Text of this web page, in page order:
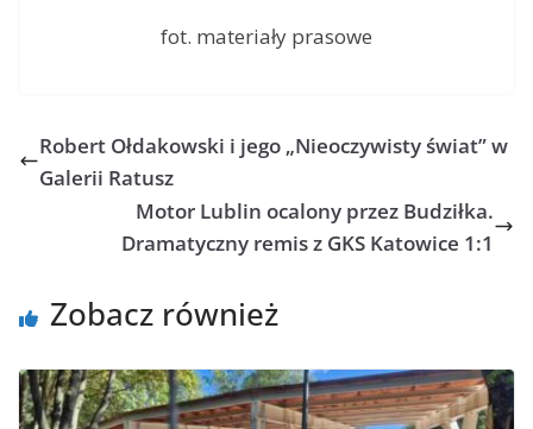
fot. materiały prasowe
Robert Ołdakowski i jego „Nieoczywisty świat” w
Galerii Ratusz
Motor Lublin ocalony przez Budziłka.
Dramatyczny remis z GKS Katowice 1:1
Zobacz również